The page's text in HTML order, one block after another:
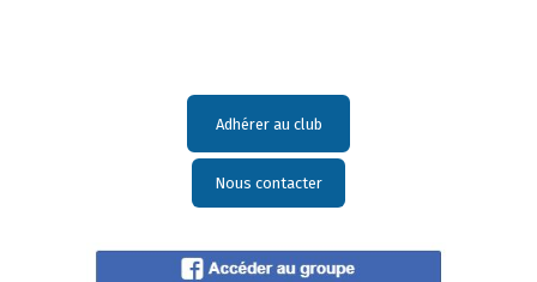
Adhérer au club
Nous contacter